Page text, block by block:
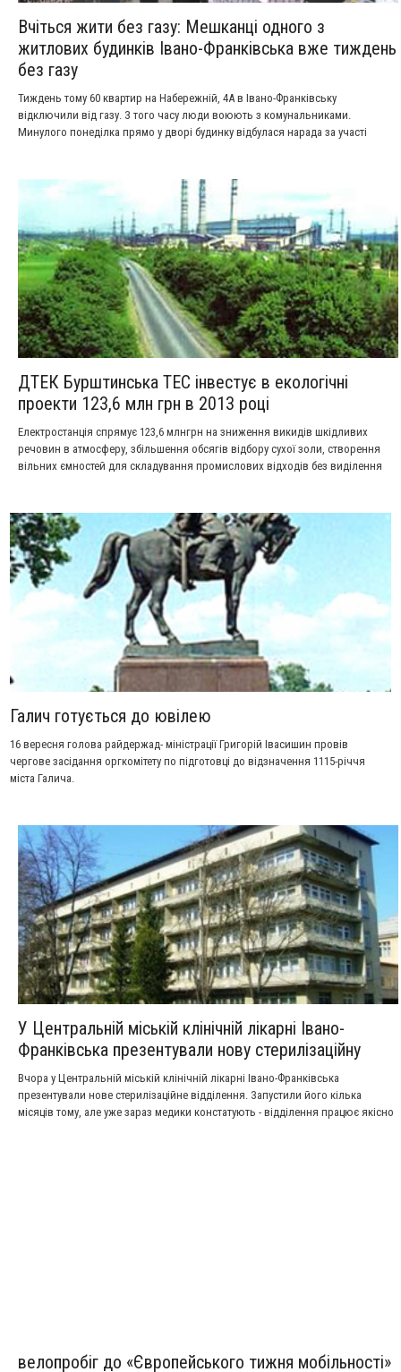
Вчіться жити без газу: Мешканці одного з
житлових будинків Івано-Франківська вже тиждень
без газу
Тиждень тому 60 квартир на Набережній, 4А в Івано-Франківську
відключили від газу. З того часу люди воюють з комунальниками.
Минулого понеділка прямо у дворі будинку відбулася нарада за участі
урочисте відкриття чергового пам’ятника?
ДТЕК Бурштинська ТЕС інвестує в екологічні
проекти 123,6 млн грн в 2013 році
Електростанція спрямує 123,6 млнгрн на зниження викидів шкідливих
речовин в атмосферу, збільшення обсягів відбору сухої золи, створення
вільних ємностей для складування промислових відходів без виділення
Галич готується до ювілею
16 вересня го­лова райдержад- міністрації Гри­горій Івасишин провів
чергове засідання оргко­мітету по підго­товці до відзна­чення 1115-річчя
міста Галича.
У Центральній міській клінічній лікарні Івано-
Франківська презентували нову стерилізаційну
Вчора у Центральній міській клінічній лікарні Івано-Франківська
презентували нове стерилізаційне відділення. Запустили його кілька
місяців тому, але уже зараз медики констатують - відділення працює якісно
велопробіг до «Європейського тижня мобільності»